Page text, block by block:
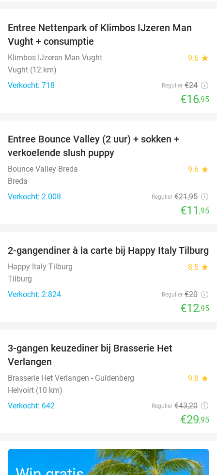
29%
Entree Nettenpark of Klimbos IJzeren Man
Vught + consumptie
Klimbos IJzeren Man Vught 9.6 star
Vught (12 km)
Verkocht: 718
Regulier €24
€16,95
Entree Bounce Valley (2 uur) + sokken +
verkoelende slush puppy
Bounce Valley Breda 9.6 star
Breda
Verkocht: 2.008
Regulier €21,95
€11 ,95
35%
2-gangendiner à la carte bij Happy Italy Tilburg
Happy Italy Tilburg 8.5 star
Tilburg
Verkocht: 2.824
Regulier €20
€12,95
3-gangen keuzediner bij Brasserie Het
Verlangen
Brasserie Het Verlangen - Guldenberg 9.8 star
Helvoirt (10 km)
Verkocht: 642
Regulier €43,20
€29,95